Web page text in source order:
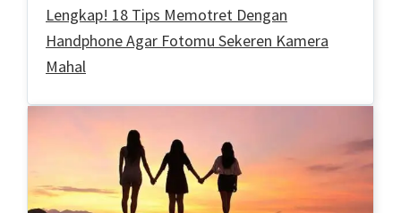
Lengkap! 18 Tips Memotret Dengan
Handphone Agar Fotomu Sekeren Kamera
Mahal